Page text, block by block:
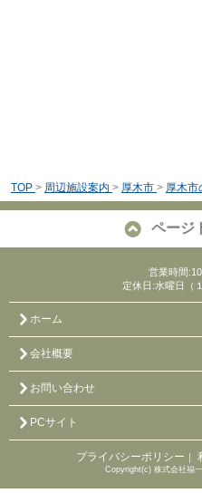
TOP > 周辺施設案内 > 厚木市 > 厚木市
ページ
営業時間
定休日:水曜日（
ホーム
会社概要
お問い合わせ
PCサイト
プライバシーポリシー ｜
Copyright(c) 株式会社福